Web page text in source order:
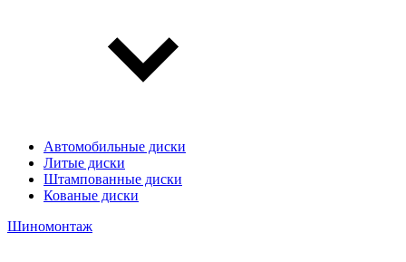
Автомобильные диски
Литые диски
Штампованные диски
Кованые диски
Шиномонтаж